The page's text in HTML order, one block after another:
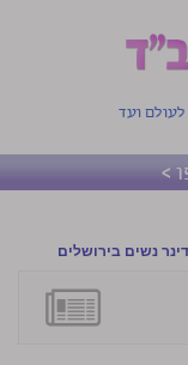
לעולם ועד
>
נשים בירושלים